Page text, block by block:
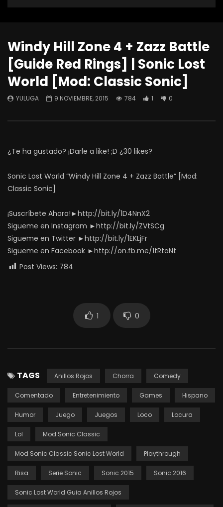
Windy Hill Zone 4 + Zazz Battle
[Guide Red Rings] | Sonic Lost
World [Mod: Classic Sonic]
YULUGA 9 NOVIEMBRE, 2015 784 1 0
¿Te ha gustado? ¡Darle a like! ;D ¿30 likes?
Sonic Lost World “Windy Hill Zone 4 + Zazz Battle” [Mod:
Classic Sonic]
¡Suscríbete Ahora!►http://bit.ly/1D4NnX2
Sigueme en Instagram ►http://bit.ly/ZVtSCg
Sigueme en Twitter ►http://bit.ly/1EKLjFr
Sigueme en Facebook ►http://on.fb.me/1tRtaNt
Post Views: 784
1 0
TAGS Anillos Rojos Chorra Comedy
Comentado Entretenimiento Games Hispano
Humor Juego Juegos Loco Locura
Lol Mod Sonic Classic
Mod Sonic Classic Sonic Lost World Playthrough
Risa Serie Sonic Sonic 2015 Sonic 2016
Sonic Lost World Guia Anillos Rojos